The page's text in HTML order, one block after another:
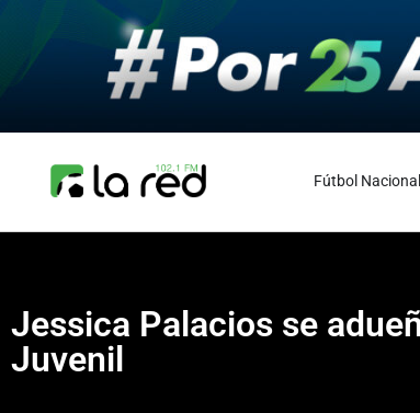
Fútbol Nacional
Jessica Palacios se
Juvenil